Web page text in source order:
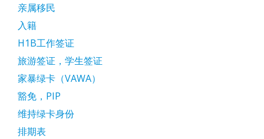
亲属移民
入籍
H1B工作签证
旅游签证，学生签证
家暴绿卡（VAWA）
豁免，PIP
维持绿卡身份
排期表